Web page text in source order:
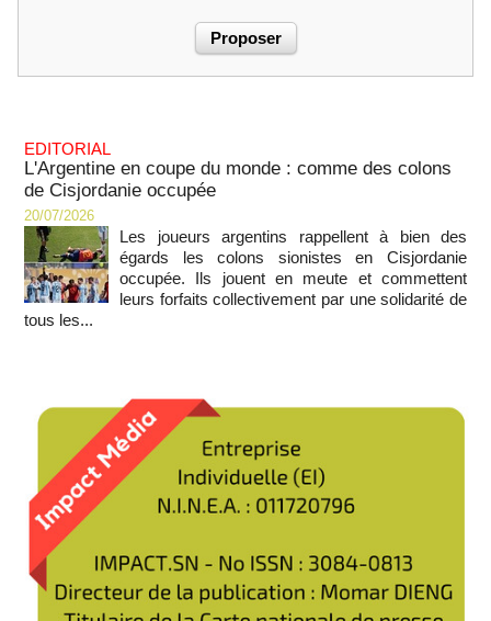
EDITORIAL
L'Argentine en coupe du monde : comme des colons
de Cisjordanie occupée
20/07/2026
Les joueurs argentins rappellent à bien des
égards les colons sionistes en Cisjordanie
occupée. Ils jouent en meute et commettent
leurs forfaits collectivement par une solidarité de
tous les...